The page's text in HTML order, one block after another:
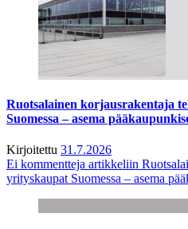
Ruotsalainen korjausrakentaja
Suomessa – asema
Kirjoitettu 31.7.2026
Ei kommentteja artikkeliin
yrityskaupat Suomessa – asema